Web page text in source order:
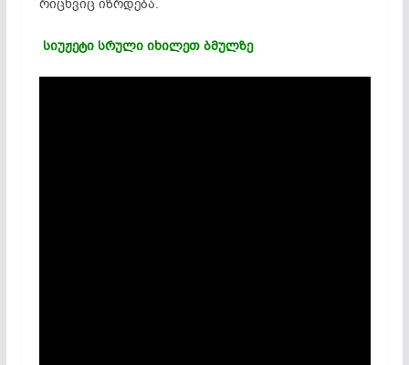
რიცხვიც იზრდება.
სიუჟეტი სრული იხილეთ ბმულზე